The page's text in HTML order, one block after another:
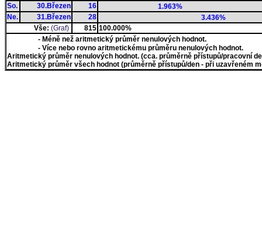
So.
30.Březen 16
1.963%
Ne.
31.Březen 28
3.436%
Vše: (Graf) 815 100.000%
- Méně než aritmetický průměr nenulových hodnot.
- Více nebo rovno aritmetickému průměru nenulových hodnot.
Aritmetický průměr nenulových hodnot. (cca. průměrně přístupů/pracovní
Aritmetický průměr všech hodnot (průměrně přístupů/den - při uzavřeném